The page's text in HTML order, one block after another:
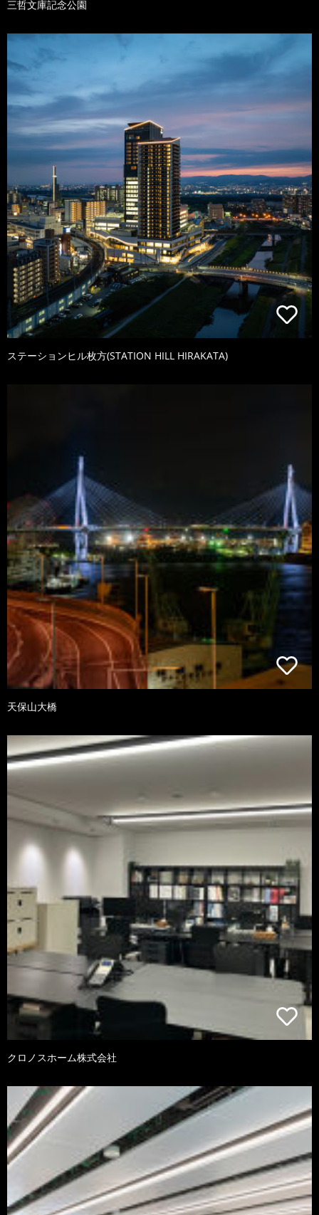
三哲文庫記念公園
ステーションヒル枚方(STATION HILL HIRAKATA)
天保山大橋
クロノスホーム株式会社